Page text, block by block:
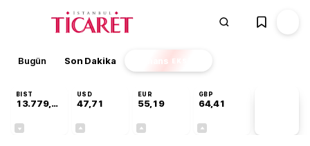
Bugün Son Dakika Finans EKSTRA
BIST
13.779,39
USD
47,71
EUR
55,19
GBP
64,41